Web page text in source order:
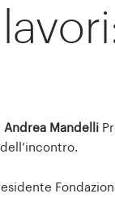
Andrea Mandelli